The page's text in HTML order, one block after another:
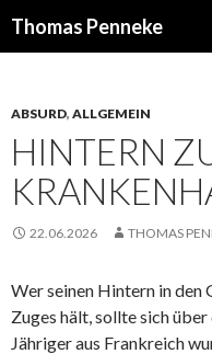
Thomas Penneke
ABSURD, ALLGEMEIN
HINTERN
22.06.2026 THOMAS
Wer seinen Hintern in den
Zuges hält, sollte sich
Jähriger aus Frankreich